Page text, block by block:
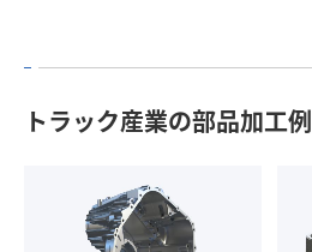
トラック産業の部品加工例